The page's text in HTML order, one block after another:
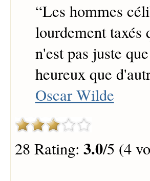
“Les hommes
lourdement taxés
n'est pas juste
heureux que
Oscar Wilde
28 Rating: 3.0/5 (4